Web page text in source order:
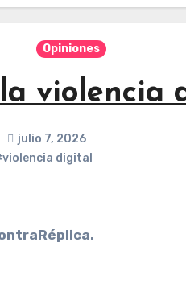
Opiniones
violencia
julio 7, 2026
digital